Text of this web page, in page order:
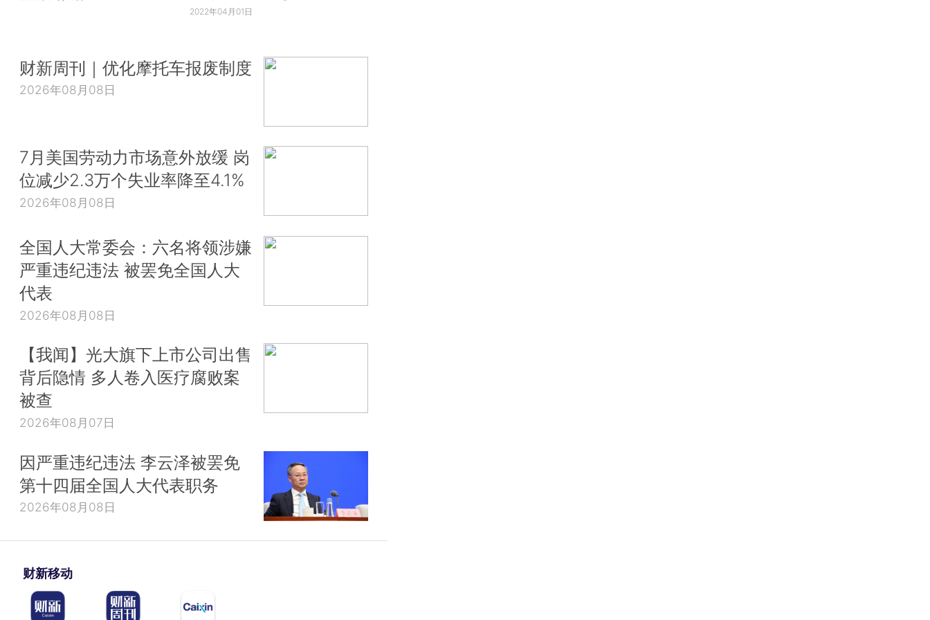
2022年04月01日
财新周刊｜优化摩托车报废制度
2026年08月08日
7月美国劳动力市场意外放缓 岗
位减少2.3万个失业率降至4.1%
2026年08月08日
全国人大常委会：六名将领涉嫌
严重违纪违法 被罢免全国人大
代表
2026年08月08日
【我闻】光大旗下上市公司出售
背后隐情 多人卷入医疗腐败案
被查
2026年08月07日
因严重违纪违法 李云泽被罢免
第十四届全国人大代表职务
2026年08月08日
财新移动